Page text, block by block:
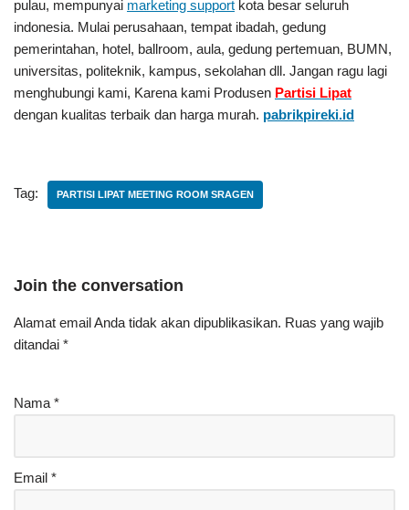
pulau, mempunyai marketing support kota besar seluruh
indonesia. Mulai perusahaan, tempat ibadah, gedung
pemerintahan, hotel, ballroom, aula, gedung pertemuan, BUMN,
universitas, politeknik, kampus, sekolahan dll. Jangan ragu lagi
menghubungi kami, Karena kami Produsen Partisi Lipat
dengan kualitas terbaik dan harga murah. pabrikpireki.id
Tag: PARTISI LIPAT MEETING ROOM SRAGEN
Join the conversation
Alamat email Anda tidak akan dipublikasikan. Ruas yang wajib
ditandai *
Nama *
Email *